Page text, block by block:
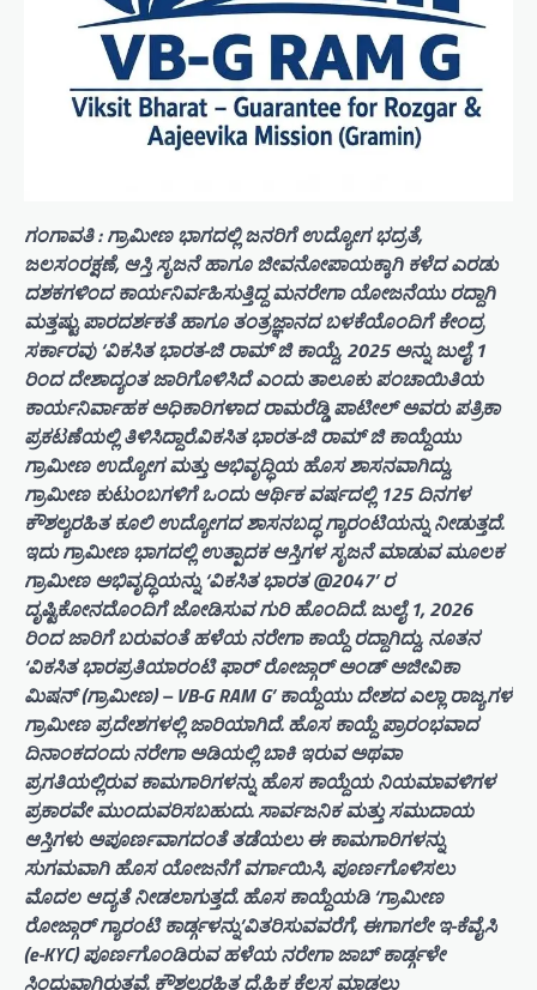
ಗಂಗಾವತಿ : ಗ್ರಾಮೀಣ ಭಾಗದಲ್ಲಿ ಜನರಿಗೆ ಉದ್ಯೋಗ ಭದ್ರತೆ,
ಜಲಸಂರಕ್ಷಣೆ, ಆಸ್ತಿ ಸೃಜನೆ ಹಾಗೂ ಜೀವನೋಪಾಯಕ್ಕಾಗಿ ಕಳೆದ ಎರಡು
ದಶಕಗಳಿಂದ ಕಾರ್ಯನಿರ್ವಹಿಸುತ್ತಿದ್ದ ಮನರೇಗಾ ಯೋಜನೆಯು ರದ್ದಾಗಿ
ಮತ್ತಷ್ಟು ಪಾರದರ್ಶಕತೆ ಹಾಗೂ ತಂತ್ರಜ್ಞಾನದ ಬಳಕೆಯೊಂದಿಗೆ ಕೇಂದ್ರ
ಸರ್ಕಾರವು ‘ವಿಕಸಿತ ಭಾರತ-ಜಿ ರಾಮ್ ಜಿ ಕಾಯ್ದೆ, 2025 ಅನ್ನು ಜುಲೈ 1
ರಿಂದ ದೇಶಾದ್ಯಂತ ಜಾರಿಗೊಳಿಸಿದೆ ಎಂದು ತಾಲೂಕು ಪಂಚಾಯಿತಿಯ
ಕಾರ್ಯನಿರ್ವಾಹಕ ಅಧಿಕಾರಿಗಳಾದ ರಾಮರೆಡ್ಡಿ ಪಾಟೀಲ್ ಅವರು ಪತ್ರಿಕಾ
ಪ್ರಕಟಣೆಯಲ್ಲಿ ತಿಳಿಸಿದ್ದಾರೆ.ವಿಕಸಿತ ಭಾರತ-ಜಿ ರಾಮ್ ಜಿ ಕಾಯ್ದೆಯು
ಗ್ರಾಮೀಣ ಉದ್ಯೋಗ ಮತ್ತು ಅಭಿವೃದ್ಧಿಯ ಹೊಸ ಶಾಸನವಾಗಿದ್ದು,
ಗ್ರಾಮೀಣ ಕುಟುಂಬಗಳಿಗೆ ಒಂದು ಆರ್ಥಿಕ ವರ್ಷದಲ್ಲಿ 125 ದಿನಗಳ
ಕೌಶಲ್ಯರಹಿತ ಕೂಲಿ ಉದ್ಯೋಗದ ಶಾಸನಬದ್ಧ ಗ್ಯಾರಂಟಿಯನ್ನು ನೀಡುತ್ತದೆ.
ಇದು ಗ್ರಾಮೀಣ ಭಾಗದಲ್ಲಿ ಉತ್ಪಾದಕ ಆಸ್ತಿಗಳ ಸೃಜನೆ ಮಾಡುವ ಮೂಲಕ
ಗ್ರಾಮೀಣ ಅಭಿವೃದ್ಧಿಯನ್ನು ‘ವಿಕಸಿತ ಭಾರತ @2047’ ರ
ದೃಷ್ಟಿಕೋನದೊಂದಿಗೆ ಜೋಡಿಸುವ ಗುರಿ ಹೊಂದಿದೆ. ಜುಲೈ 1, 2026
ರಿಂದ ಜಾರಿಗೆ ಬರುವಂತೆ ಹಳೆಯ ನರೇಗಾ ಕಾಯ್ದೆ ರದ್ದಾಗಿದ್ದು, ನೂತನ
‘ವಿಕಸಿತ ಭಾರಪ್ರತಿಯಾರಂಟಿ ಫಾರ್ ರೋಜ್ಗಾರ್ ಅಂಡ್ ಅಜೀವಿಕಾ
ಮಿಷನ್ (ಗ್ರಾಮೀಣ) – VB-G RAM G’ ಕಾಯ್ದೆಯು ದೇಶದ ಎಲ್ಲಾ ರಾಜ್ಯಗಳ
ಗ್ರಾಮೀಣ ಪ್ರದೇಶಗಳಲ್ಲಿ ಜಾರಿಯಾಗಿದೆ. ಹೊಸ ಕಾಯ್ದೆ ಪ್ರಾರಂಭವಾದ
ದಿನಾಂಕದಂದು ನರೇಗಾ ಅಡಿಯಲ್ಲಿ ಬಾಕಿ ಇರುವ ಅಥವಾ
ಪ್ರಗತಿಯಲ್ಲಿರುವ ಕಾಮಗಾರಿಗಳನ್ನು ಹೊಸ ಕಾಯ್ದೆಯ ನಿಯಮಾವಳಿಗಳ
ಪ್ರಕಾರವೇ ಮುಂದುವರಿಸಬಹುದು. ಸಾರ್ವಜನಿಕ ಮತ್ತು ಸಮುದಾಯ
ಆಸ್ತಿಗಳು ಅಪೂರ್ಣವಾಗದಂತೆ ತಡೆಯಲು ಈ ಕಾಮಗಾರಿಗಳನ್ನು
ಸುಗಮವಾಗಿ ಹೊಸ ಯೋಜನೆಗೆ ವರ್ಗಾಯಿಸಿ, ಪೂರ್ಣಗೊಳಿಸಲು
ಮೊದಲ ಆದ್ಯತೆ ನೀಡಲಾಗುತ್ತದೆ. ಹೊಸ ಕಾಯ್ದೆಯಡಿ ‘ಗ್ರಾಮೀಣ
ರೋಜ್ಗಾರ್ ಗ್ಯಾರಂಟಿ ಕಾರ್ಡ್ಗಳನ್ನು’ವಿತರಿಸುವವರೆಗೆ, ಈಗಾಗಲೇ ಇ-ಕೆವೈಸಿ
(e-KYC) ಪೂರ್ಣಗೊಂಡಿರುವ ಹಳೆಯ ನರೇಗಾ ಜಾಬ್ ಕಾರ್ಡ್ಗಳೇ
ಸಿಂಧುವಾಗಿರುತ್ತವೆ. ಕೌಶಲ್ಯರಹಿತ ದೈಹಿಕ ಕೆಲಸ ಮಾಡಲು